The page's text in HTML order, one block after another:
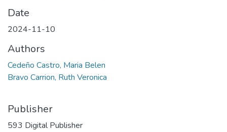
Date
2024-11-10
Authors
Cedeño Castro, Maria Belen
Bravo Carrion, Ruth Veronica
Publisher
593 Digital Publisher